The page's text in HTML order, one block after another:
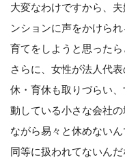
大変なわけですから、
ンションに声をかけら
育てをしようと思ったら
さらに、女性が法人代
休・育休も取りづらい
動している小さな会社
ながら易々と休めない
同等に扱われてないんだ